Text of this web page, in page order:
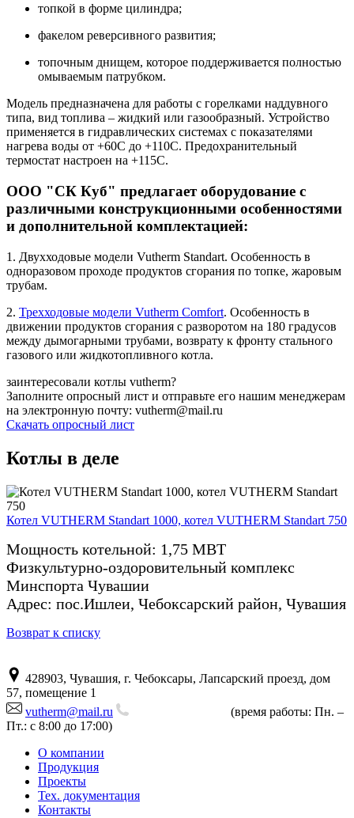
топкой в форме цилиндра;
факелом реверсивного развития;
топочным днищем, которое поддерживается полностью
омываемым патрубком.
Модель предназначена для работы с горелками наддувного
типа, вид топлива – жидкий или газообразный. Устройство
применяется в гидравлических системах с показателями
нагрева воды от +60С до +110С. Предохранительный
термостат настроен на +115С.
ООО "СК Куб" предлагает оборудование с
различными конструкционными особенностями
и дополнительной комплектацией:
1. Двухходовые модели Vutherm Standart. Особенность в
одноразовом проходе продуктов сгорания по топке, жаровым
трубам.
2. Трехходовые модели Vutherm Comfort. Особенность в
движении продуктов сгорания с разворотом на 180 градусов
между дымогарными трубами, возврату к фронту стального
газового или жидкотопливного котла.
заинтересовали котлы vutherm?
Заполните опросный лист и отправьте его нашим менеджерам
на электронную почту: vutherm@mail.ru
Скачать опросный лист
Котлы в деле
Котел VUTHERM Standart 1000, котел VUTHERM Standart 750
Мощность котельной: 1,75 МВТ
Физкультурно-оздоровительный комплекс
Минспорта Чувашии
Адрес: пос.Ишлеи, Чебоксарский район, Чувашия
Возврат к списку
428903, Чувашия, г. Чебоксары, Лапсарский проезд, дом
57, помещение 1
vutherm@mail.ru
(время работы: Пн. –
Пт.: с 8:00 до 17:00)
О компании
Продукция
Проекты
Тех. документация
Контакты